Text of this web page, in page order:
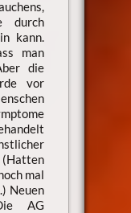
durch
kann.
man
die
vor
mal
Neuen
AG